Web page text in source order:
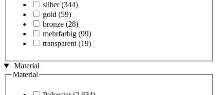
silber (344)
gold (59)
bronze (28)
mehrfarbig (99)
transparent (19)
Material
Material